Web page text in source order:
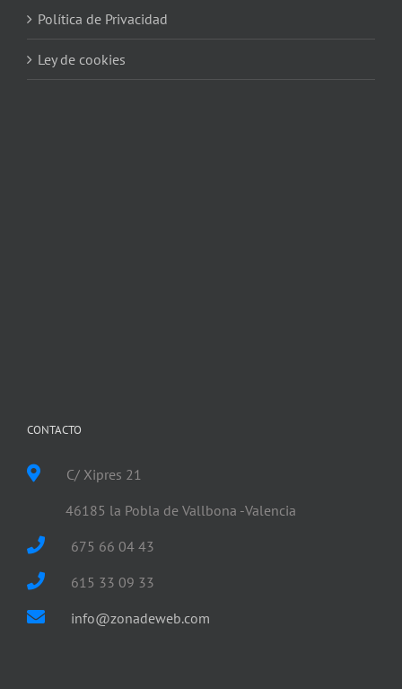
Política de Privacidad
Ley de cookies
CONTACTO
C/ Xipres 21
46185 la Pobla de Vallbona -Valencia
675 66 04 43
615 33 09 33
info@zonadeweb.com